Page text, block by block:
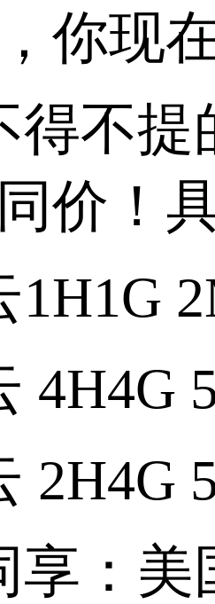
你现
得不提
价！
1H1G
4H4G
2H4G
享：美